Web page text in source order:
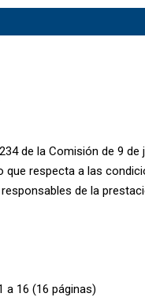
de la Comisión de 9
que respecta a las
de la
a 16 (16 páginas)